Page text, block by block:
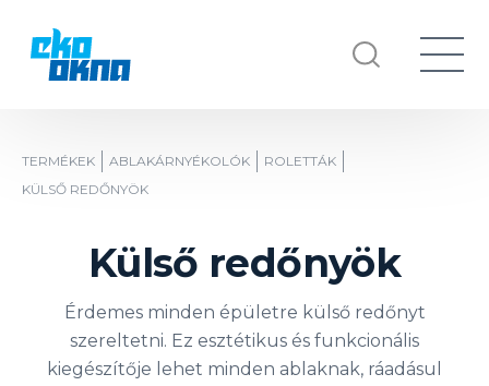
TERMÉKEK ABLAKÁRNYÉKOLÓK
ROLETTÁK
KÜLSŐ REDŐNYÖK
Külső redőnyök
Érdemes minden épületre külső redőnyt
szereltetni. Ez esztétikus és funkcionális
kiegészítője lehet minden ablaknak, ráadásul